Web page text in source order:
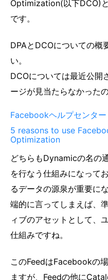
Optimization(以下DCO)
です。
DPAとDCOについての概
い。
DCOについては最近公開
ージが見当たらなかった
Facebookヘルプセンタ
5 reasons to use
Optimization
どちらもDynamicの名の
を行なう仕組みになって
るデータの源泉が重要に
端的に言ってしまえば、
ィブのアセットとして、
仕組みですね。
このFeedはFacebookの
ますが、Feedの他に